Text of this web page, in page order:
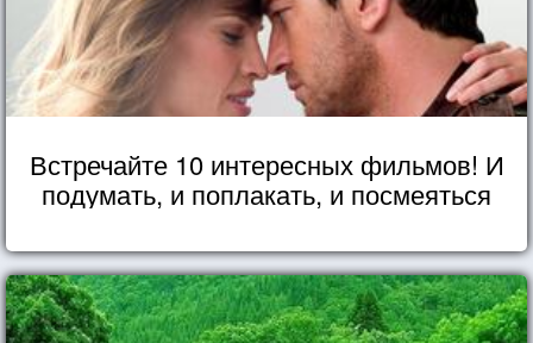
Встречайте 10 интересных фильмов! И
подумать, и поплакать, и посмеяться